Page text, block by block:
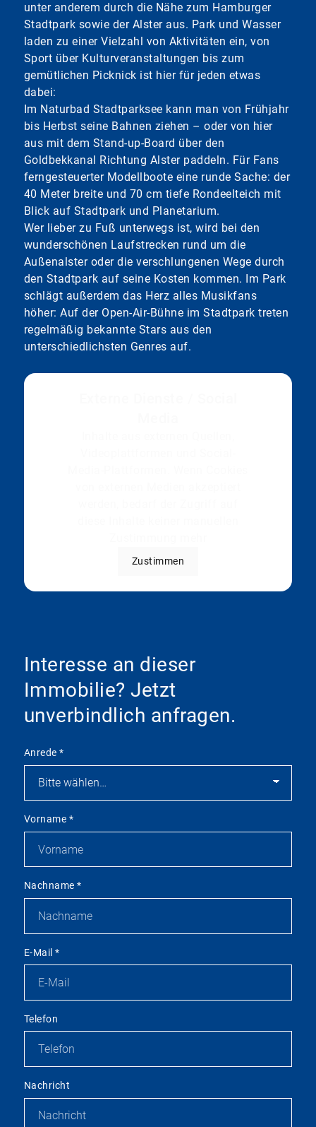
unter anderem durch die Nähe zum Hamburger
Stadtpark sowie der Alster aus. Park und Wasser
laden zu einer Vielzahl von Aktivitäten ein, von
Sport über Kulturveranstaltungen bis zum
gemütlichen Picknick ist hier für jeden etwas
dabei:
Im Naturbad Stadtparksee kann man von Frühjahr
bis Herbst seine Bahnen ziehen – oder von hier
aus mit dem Stand-up-Board über den
Goldbekkanal Richtung Alster paddeln. Für Fans
ferngesteuerter Modellboote eine runde Sache: der
40 Meter breite und 70 cm tiefe Rondeelteich mit
Blick auf Stadtpark und Planetarium.
Wer lieber zu Fuß unterwegs ist, wird bei den
wunderschönen Laufstrecken rund um die
Außenalster oder die verschlungenen Wege durch
den Stadtpark auf seine Kosten kommen. Im Park
schlägt außerdem das Herz alles Musikfans
höher: Auf der Open-Air-Bühne im Stadtpark treten
regelmäßig bekannte Stars aus den
unterschiedlichsten Genres auf.
Zustimmen
Interesse an dieser
Immobilie? Jetzt
unverbindlich anfragen.
Anrede*
Vorname *
Nachname*
E-Mail*
Telefon
Nachricht